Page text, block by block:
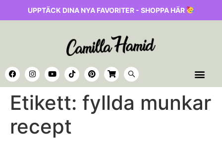
UPPTÄCK DINA NYA FAVORITER - SHOPPA HÄR
Etikett: fyllda munkar
recept